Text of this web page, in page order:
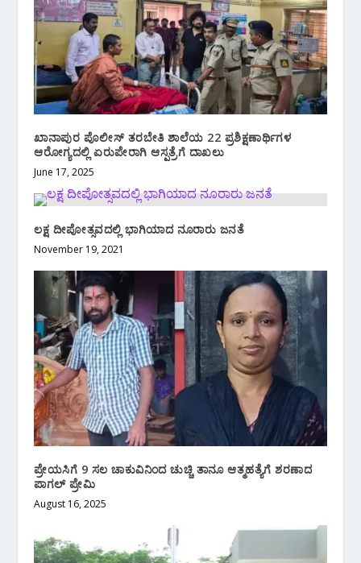
ಖಾನಾಪುರ ಪೊಲೀಸ್ ತರಬೇತಿ ಶಾಲೆಯ 22 ಪ್ರಶಿಕ್ಷಣಾರ್ಥಿಗಳ
ಆರೋಗ್ಯದಲ್ಲಿ ಏರುಪೇರಾಗಿ ಆಸ್ಪತ್ರೆಗೆ ದಾಖಲು
June 17, 2025
ಲಕ್ಷ ದೀಪೋತ್ಸವದಲ್ಲಿ ಭಾಗಿಯಾದ ನೂರಾರು ಜನತೆ
November 19, 2021
ಪ್ರೇಯಸಿಗೆ 9 ಸಲ ಚಾಕುವಿನಿಂದ ಚುಚ್ಚಿ ತಾನೂ ಆತ್ಮಹತ್ಯೆಗೆ ಶರಣಾದ
ಪಾಗಲ್ ಪ್ರೇಮಿ
August 16, 2025